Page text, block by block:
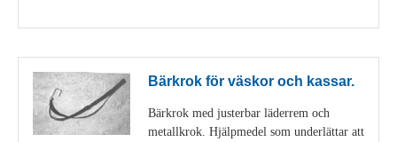
Bärkrok för väskor och kassar.
Bärkrok med justerbar läderrem och
metallkrok. Hjälpmedel som underlättar att